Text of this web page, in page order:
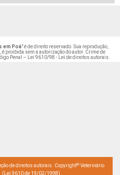
em Poá" é de direito reservado. Sua reprodução,
proibida sem a autorização do autor. Crime de
Penal –
Lei 9610/98 - Lei de direitos autorais
de direitos autorais. Copyright© Veterinário
(Lei 9610 de 19/02/1998)